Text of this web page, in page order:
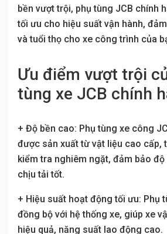
bền vượt trội, phụ tùng JCB chính
tối ưu cho hiệu suất vận hành,
và tuổi thọ cho xe công trình của
Ưu điểm vượt trội
tùng xe JCB chính
+ Độ bền cao: Phụ tùng xe công
được sản xuất từ vật liệu cao cấp,
kiểm tra nghiêm ngặt, đảm bảo độ
chịu tải tốt.
+ Hiệu suất hoạt động tối ưu: Phụ
đồng bộ với hệ thống xe, giúp xe
hiệu quả, năng suất lao động cao.